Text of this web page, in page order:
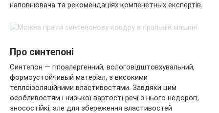
наповнювача та рекомендаціях компенетных експертів.
Про синтепоні
Синтепон — гіпоалергенний, вологовідштовхувальний,
формоустойчивый матеріал, з високими
теплоізоляційними властивостями. Завдяки цим
особливостям і низької вартості речі з нього недорогі,
зносостійкі, але для збереження властивостей